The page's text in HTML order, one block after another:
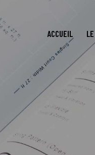
ACCUEIL